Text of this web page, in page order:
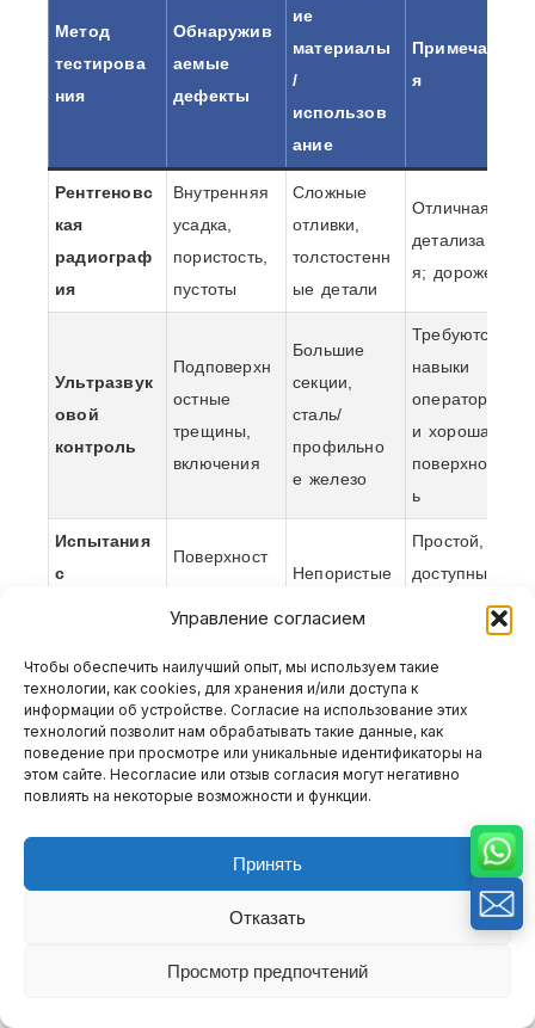
Управление согласием
Чтобы обеспечить наилучший опыт, мы используем такие
технологии, как cookies, для хранения и/или доступа к
информации об устройстве. Согласие на использование этих
технологий позволит нам обрабатывать такие данные, как
поведение при просмотре или уникальные идентификаторы на
этом сайте. Несогласие или отзыв согласия могут негативно
повлиять на некоторые возможности и функции.
Принять
Отказать
Просмотр предпочтений
Метод
тестирова
ния
Обнаружив
аемые
дефекты
ие
материалы
/
использов
ание
Примечани
я
Рентгеновс
кая
радиограф
ия
Внутренняя
усадка,
пористость,
пустоты
Сложные
отливки,
толстостенн
ые детали
Отличная
детализаци
я; дороже
Ультразвук
овой
контроль
Подповерхн
остные
трещины,
включения
Большие
секции,
сталь/
профильно
е железо
Требуются
навыки
оператора
и хорошая
поверхност
ь
Испытания
с
красящего
пенетранта
Поверхност
трещины,
швы
Непористые
сталь)
Простой,
доступный;
только на
поверхност
Магнитная
Поверхност
ные и
дефекты
Черные
металлы
сталь)
Быстрая и
надежная;
магнитными
деталями
внутренние или внешние дефекты до